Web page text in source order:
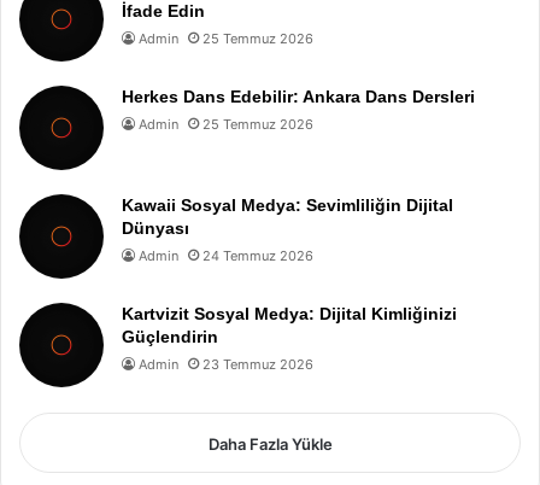
İfade Edin
Admin 25 Temmuz 2026
Herkes Dans Edebilir: Ankara Dans Dersleri
Admin 25 Temmuz 2026
Kawaii Sosyal Medya: Sevimliliğin Dijital
Dünyası
Admin 24 Temmuz 2026
Kartvizit Sosyal Medya: Dijital Kimliğinizi
Güçlendirin
Admin 23 Temmuz 2026
Daha Fazla Yükle